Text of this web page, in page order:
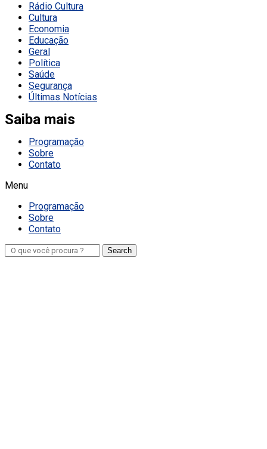
Rádio Cultura
Cultura
Economia
Educação
Geral
Política
Saúde
Segurança
Últimas Notícias
Saiba mais
Programação
Sobre
Contato
Menu
Programação
Sobre
Contato
Search